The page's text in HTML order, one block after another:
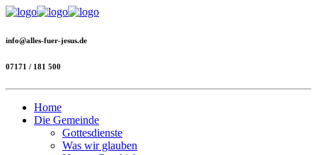
info@alles-fuer-jesus.de
07171 / 181 500
Home
Die Gemeinde
Gottesdienste
Was wir glauben